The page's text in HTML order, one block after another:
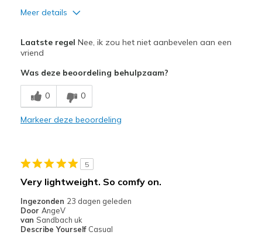
Meer details
Attractive Design
Durable
Minpunten
Poor Cushioning
Uncomfortable
Beste toepassingen
Casual Wear
Width
Feels too wide
Laatste regel Nee, ik zou het niet aanbevelen aan een
vriend
Was deze beoordeling behulpzaam?
0 0
Markeer deze beoordeling
5
Very lightweight. So comfy on.
Ingezonden 23 dagen geleden
Door AngeV
van Sandbach uk
Describe Yourself Casual